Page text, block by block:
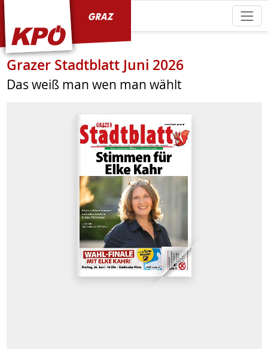
Grazer Stadtblatt Juni 2026
Das weiß man wen man wählt